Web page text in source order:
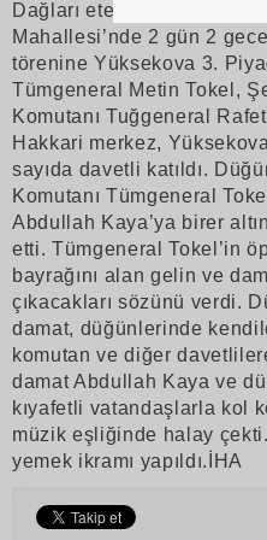
Dağları eteklerinde
Mahallesi’nde 2 gün 2
törenine Yüksekova 3.
Tümgeneral Metin Tokel,
Komutanı Tuğgeneral
Hakkari merkez,
sayıda davetli katıldı.
Komutanı Tümgeneral
Abdullah Kaya’ya birer
etti. Tümgeneral Tokel’in
bayrağını alan gelin ve
çıkacakları sözünü verdi.
damat, düğünlerinde
komutan ve diğer
damat Abdullah Kaya ve
kıyafetli vatandaşlarla kol
müzik eşliğinde halay
yemek ikramı yapıldı.İHA